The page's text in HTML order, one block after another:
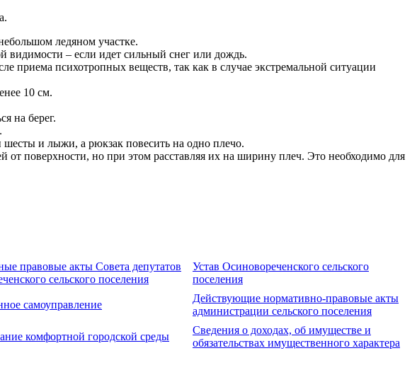
ледяном участке.
видимости – если идет сильный снег или дождь.
приема психотропных веществ, так как в случае экстремальной ситуации
10 см.
на берег.
шесты и лыжи, а рюкзак повесить на одно плечо.
поверхности, но при этом расставляя их на ширину плеч. Это необходимо для
правовые акты Совета депутатов
сельского поселения
Устав Осиновореченского сельского
поселения
самоуправление
Действующие нормативно-правовые акты
администрации сельского поселения
комфортной городской среды
Сведения о доходах, об имуществе и
обязательствах имущественного характера